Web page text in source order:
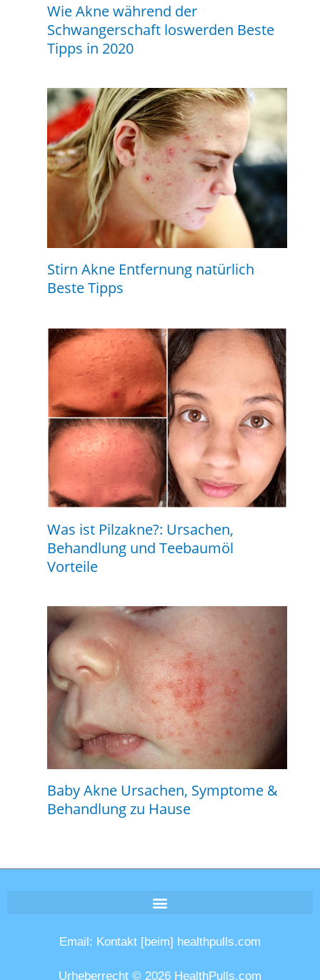
Wie Akne während der
Schwangerschaft loswerden Beste
Tipps in 2020
Stirn Akne Entfernung natürlich
Beste Tipps
Was ist Pilzakne?: Ursachen,
Behandlung und Teebaumöl
Vorteile
Baby Akne Ursachen, Symptome &
Behandlung zu Hause
Email: Kontakt [beim] healthpulls.com
Urheberrecht © 2026 HealthPulls.com